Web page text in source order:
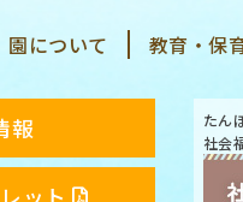
園について 教育・保
報
たん
社会